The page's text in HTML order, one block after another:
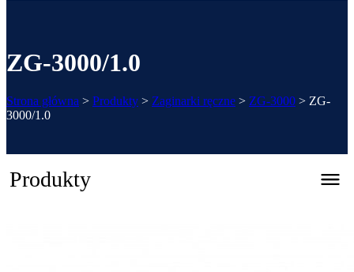
ZG-3000/1.0
Strona główna > Produkty > Zaginarki ręczne > ZG-3000 > ZG-
3000/1.0
Produkty